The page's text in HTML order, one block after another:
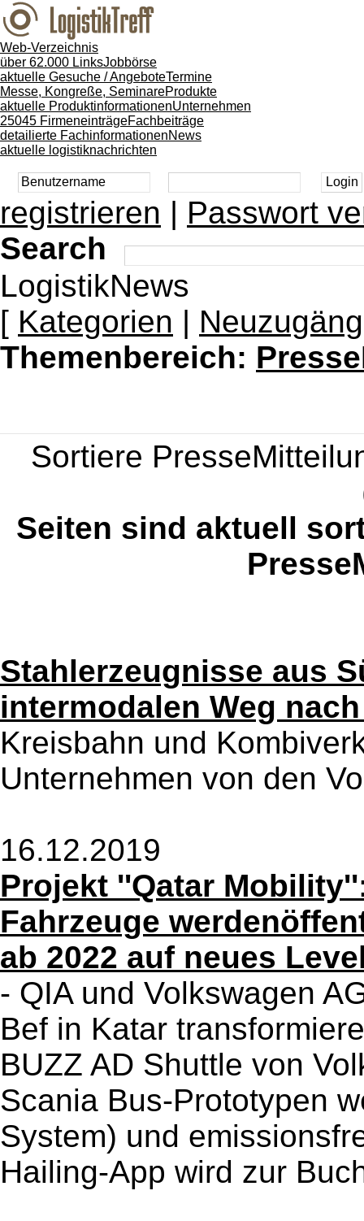
Web-Verzeichnis
über 62.000 LinksJobbörse
aktuelle Gesuche / AngeboteTermine
Messe, Kongreße, SeminareProdukte
aktuelle ProduktinformationenUnternehmen
25045 FirmeneinträgeFachbeiträge
detailierte FachinformationenNews
aktuelle logistiknachrichten
registrieren | Passwort
Search
LogistikNews
[ Kategorien |
Themenbereich:
Sortiere
Seiten sind aktuell
Stahlerzeugnisse aus
intermodalen Weg
Kreisbahn und
Unternehmen von den
16.12.2019
Projekt ''Qatar
Fahrzeuge
ab 2022 auf neues
- QIA und Volkswagen
Bef in Katar
BUZZ AD Shuttle von
Scania Bus-Prototypen
System) und
Hailing-App wird zur